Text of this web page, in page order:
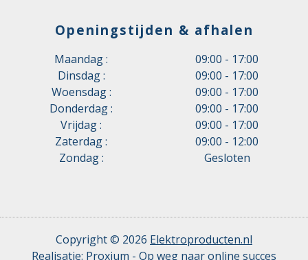
Openingstijden & afhalen
Maandag :
09:00 - 17:00
Dinsdag :
09:00 - 17:00
Woensdag :
09:00 - 17:00
Donderdag :
09:00 - 17:00
Vrijdag :
09:00 - 17:00
Zaterdag :
09:00 - 12:00
Zondag :
Gesloten
Copyright © 2026 Elektroproducten.nl
Realisatie: Proxium - Op weg naar online succes